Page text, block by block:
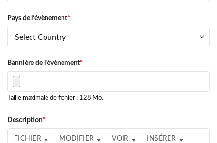
Pays de l’évènement*
Bannière de l’évènement*
Taille maximale de fichier : 128 Mo.
Description*
FICHIER MODIFIER VOIR INSÉRER